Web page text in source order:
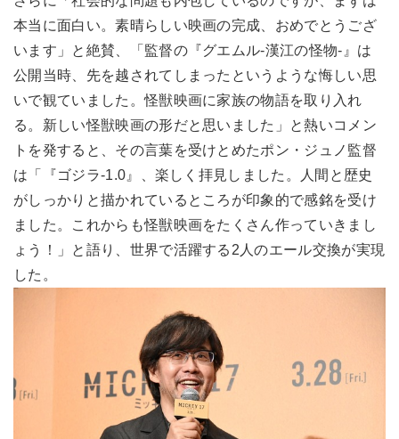
本当に面白い。素晴らしい映画の完成、おめでとうござ
います」と絶賛、「監督の『グエムル-漢江の怪物-』は
公開当時、先を越されてしまったというような悔しい思
いで観ていました。怪獣映画に家族の物語を取り入れ
る。新しい怪獣映画の形だと思いました」と熱いコメン
トを発すると、その言葉を受けとめたポン・ジュノ監督
は「『ゴジラ-1.0』、楽しく拝見しました。人間と歴史
がしっかりと描かれているところが印象的で感銘を受け
ました。これからも怪獣映画をたくさん作っていきまし
ょう！」と語り、世界で活躍する2人のエール交換が実現
した。